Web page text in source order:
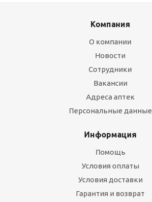
Компания
О компании
Новости
Сотрудники
Вакансии
Адреса аптек
Персональные данные
Информация
Помощь
Условия оплаты
Условия доставки
Гарантия и возврат